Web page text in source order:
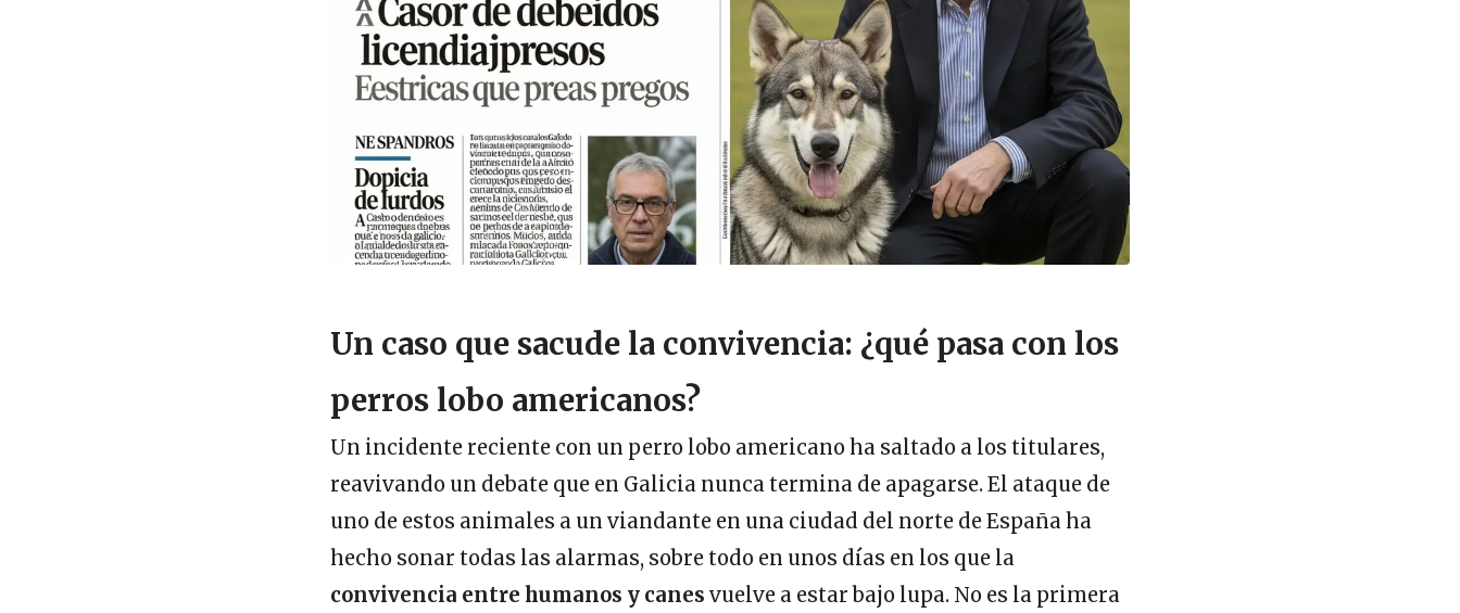
Un caso que sacude la convivencia: ¿qué pasa con los
perros lobo americanos?
Un incidente reciente con un perro lobo americano ha saltado a los titulares,
reavivando un debate que en Galicia nunca termina de apagarse. El ataque de
uno de estos animales a un viandante en una ciudad del norte de España ha
hecho sonar todas las alarmas, sobre todo en unos días en los que la
convivencia entre humanos y canes vuelve a estar bajo lupa. No es la primera